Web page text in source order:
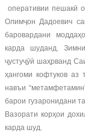
оперативии пешакӣ
Олимҷон Дадоевич
баровардани
карда шуданд.
ҷустуҷӯӣ шаҳрванд
ҳангоми кофтуков
навъи
барои гузаронидани
Вазорати корҳои
карда шуд.